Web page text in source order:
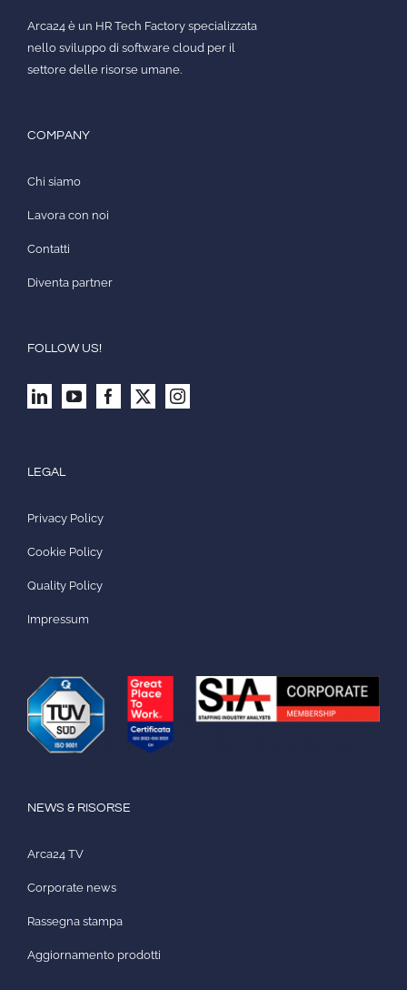
Arca24 è un HR Tech Factory specializzata
nello sviluppo di software cloud per il
settore delle risorse umane.
COMPANY
Chi siamo
Lavora con noi
Contatti
Diventa partner
FOLLOW US!
LEGAL
Privacy Policy
Cookie Policy
Quality Policy
Impressum
NEWS & RISORSE
Arca24 TV
Corporate news
Rassegna stampa
Aggiornamento prodotti